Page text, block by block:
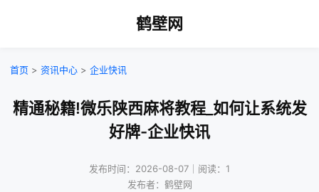
鹤壁网
首页 > 资讯中心 > 企业快讯
精通秘籍!微乐陕西麻将教程_如何让系统发
好牌-企业快讯
发布时间：2026-08-07｜阅读：1
发布者：鹤壁网